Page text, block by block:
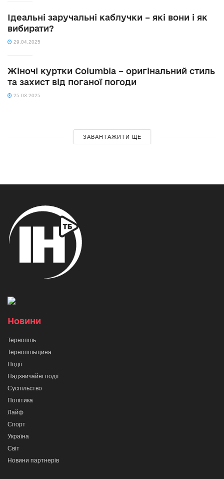
Ідеальні заручальні каблучки – які вони і як
вибирати?
29.04.2025
Жіночі куртки Columbia – оригінальний стиль
та захист від поганої погоди
25.03.2025
ЗАВАНТАЖИТИ ЩЕ
Новини
Тернопіль
Тернопільщина
Події
Надзвичайні події
Суспільство
Політика
Лайф
Спорт
Україна
Світ
Новини партнерів